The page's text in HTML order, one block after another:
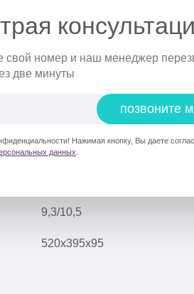
свой номер и наш менеджер
две минуты
позвоните
Нажимая кнопку, Вы даете
данных
9,3/10,5
520х395х95